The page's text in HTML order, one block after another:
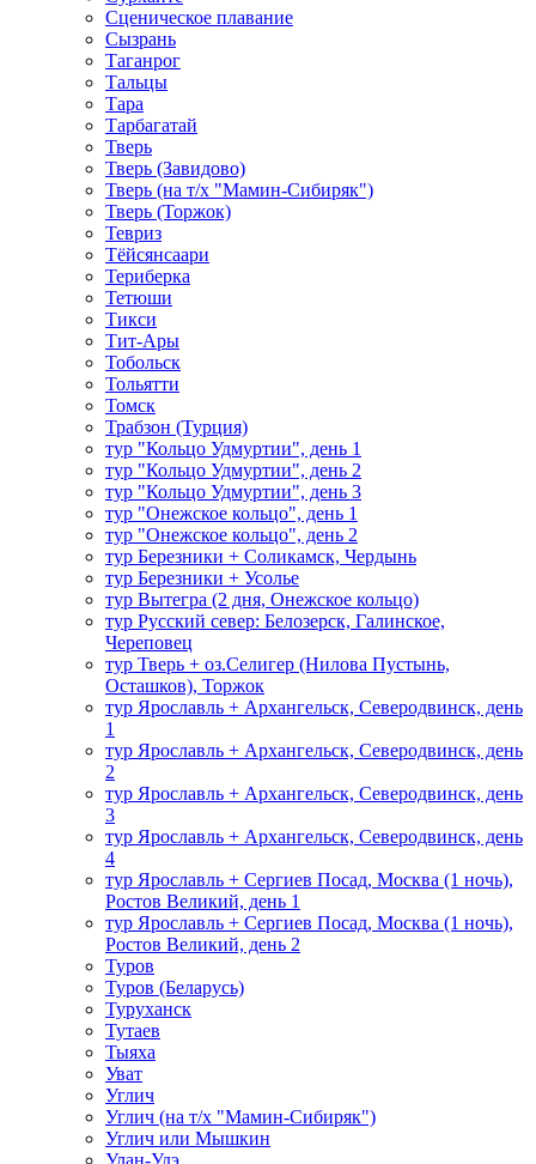
Сценическое плавание
Сызрань
Таганрог
Тальцы
Тара
Тарбагатай
Тверь
Тверь (Завидово)
Тверь (на т/х "Мамин-Сибиряк")
Тверь (Торжок)
Тевриз
Тёйсянсаари
Териберка
Тетюши
Тикси
Тит-Ары
Тобольск
Тольятти
Томск
Трабзон (Турция)
тур "Кольцо Удмуртии", день 1
тур "Кольцо Удмуртии", день 2
тур "Кольцо Удмуртии", день 3
тур "Онежское кольцо", день 1
тур "Онежское кольцо", день 2
тур Березники + Соликамск, Чердынь
тур Березники + Усолье
тур Вытегра (2 дня, Онежское кольцо)
тур Русский север: Белозерск, Галинское,
Череповец
тур Тверь + оз.Селигер (Нилова Пустынь,
Осташков), Торжок
тур Ярославль + Архангельск, Северодвинск, день
1
тур Ярославль + Архангельск, Северодвинск, день
2
тур Ярославль + Архангельск, Северодвинск, день
3
тур Ярославль + Архангельск, Северодвинск, день
4
тур Ярославль + Сергиев Посад, Москва (1 ночь),
Ростов Великий, день 1
тур Ярославль + Сергиев Посад, Москва (1 ночь),
Ростов Великий, день 2
Туров
Туров (Беларусь)
Туруханск
Тутаев
Тыяха
Уват
Углич
Углич (на т/х "Мамин-Сибиряк")
Углич или Мышкин
Улан-Удэ